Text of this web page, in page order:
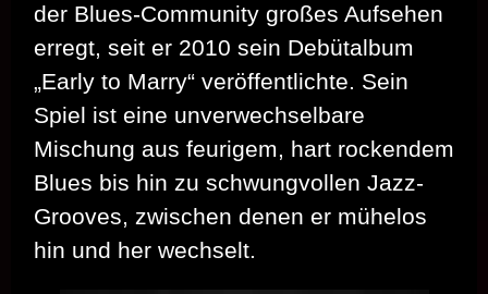
der Blues-Community großes Aufsehen
erregt, seit er 2010 sein Debütalbum
„Early to Marry“ veröffentlichte. Sein
Spiel ist eine unverwechselbare
Mischung aus feurigem, hart rockendem
Blues bis hin zu schwungvollen Jazz-
Grooves, zwischen denen er mühelos
hin und her wechselt.